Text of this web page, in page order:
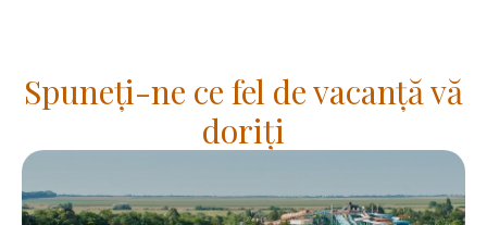
Spuneți-ne ce fel de vacanță vă
doriți